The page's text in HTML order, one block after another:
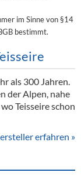
im Sinne von §14
bestimmt.
als 300 Jahren.
der Alpen, nahe
Teisseire schon
erfahren »